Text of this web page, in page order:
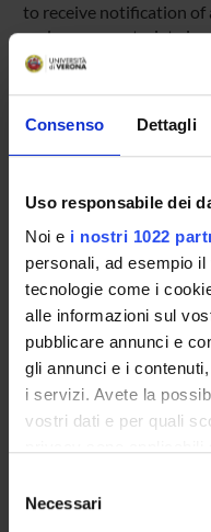
Consenso Dettagli
Uso responsabile dei
Noi e i nostri 1022
personali, ad esempio
tecnologie come i
alle informazioni sul
pubblicare annunci e
gli annunci e i
i servizi. Avete la
vostri dati e per quali
modificare o revocare il
momento dalla
delNecessari
to receive notification of
and your secretariat via
MYUNIVR
Didactic plan and
Lesson timetable
Exam calendar
Notices
Thesis and internship
Governing bodies
Faculty staff
Documents